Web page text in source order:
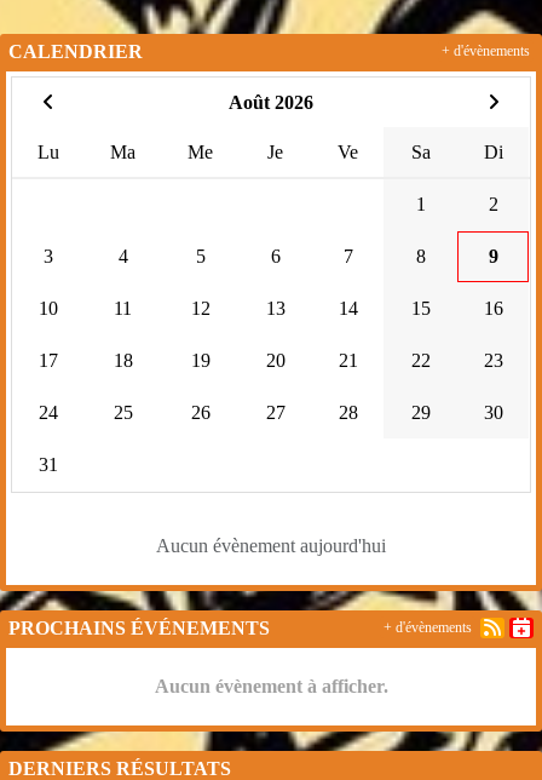
CALENDRIER
Août 2026
Lu Ma Me Je Ve Sa Di
1 2
3 4 5 6 7 8 9
10 11 12 13 14 15 16
17 18 19 20 21 22 23
24 25 26 27 28 29 30
31
Aucun évènement aujourd'hui
+ d'évènements
PROCHAINS ÉVÉNEMENTS
Aucun évènement à afficher.
+ d'évènements
DERNIERS RÉSULTATS